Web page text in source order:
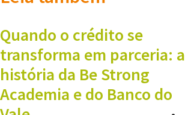
Quando o crédito se
transforma em parceria: a
história da Be Strong
Academia e do Banco do